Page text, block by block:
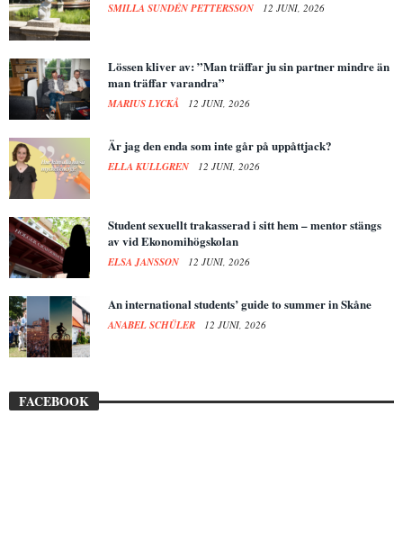
SMILLA SUNDÉN PETTERSSON 12 JUNI, 2026
Lössen kliver av: ”Man träffar ju sin partner mindre än
man träffar varandra”
MARIUS LYCKÅ 12 JUNI, 2026
Är jag den enda som inte går på uppåttjack?
ELLA KULLGREN 12 JUNI, 2026
Student sexuellt trakasserad i sitt hem – mentor stängs
av vid Ekonomihögskolan
ELSA JANSSON 12 JUNI, 2026
An international students’ guide to summer in Skåne
ANABEL SCHÜLER 12 JUNI, 2026
FACEBOOK